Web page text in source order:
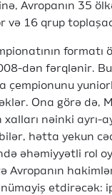
Avropanın 35
və 16 qrup
formatı
dən fərqlənir.
çempionunu
Ona görə də,
nəinki ayrı-
hətta yekun
əhəmiyyətli rol
Avropanın
nümayiş etdirəcək: